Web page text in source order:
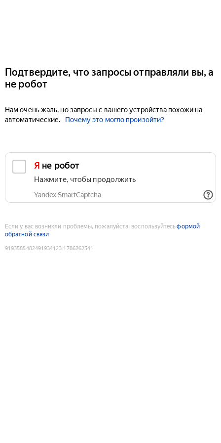
Подтвердите, что запросы отправляли вы, а
не робот
Нам очень жаль, но запросы с вашего устройства похожи на
автоматические.
Почему это могло произойти?
Я не робот
Нажмите, чтобы продолжить
Yandex SmartCaptcha
Если у вас возникли проблемы, пожалуйста, воспользуйтесьформой
обратной связи
9193585482491934123:1786262541